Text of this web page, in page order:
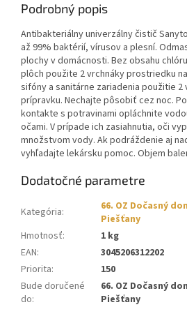
Podrobný popis
Antibakteriálny univerzálny čistič
až 99% baktérií, vírusov a plesní.
plochy v domácnosti. Bez obsahu
plôch použite 2 vrchnáky prostriedku
sifóny a sanitárne zariadenia použitie
prípravku. Nechajte pôsobiť cez noc.
kontakte s potravinami opláchnite
očami. V prípade ich zasiahnutia, oči
množstvom vody. Ak podráždenie aj
vyhľadajte lekársku pomoc. Objem
Dodatočné parametre
Kategória:
66. OZ Dočasný
Piešťany
Hmotnosť:
1 kg
EAN:
3045206312202
Priorita:
150
Bude doručené
do:
66. OZ Dočasný
Piešťany